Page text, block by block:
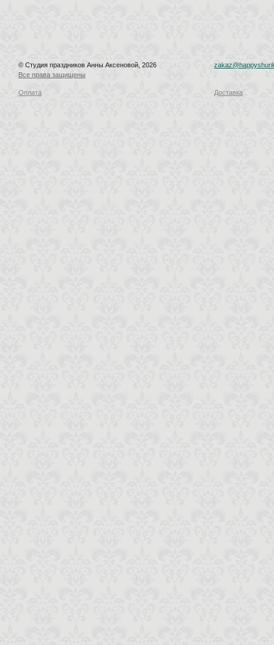
© Студия праздников Анны Аксеновой, 2026
Все права защищены
Оплата Доставка